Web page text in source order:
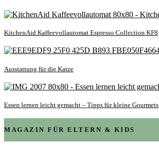
KitchenAid Kaffeevollautomat Espresso Collection KF8
Ausstattung für die Katze
Essen lernen leicht gemacht – Tipps für kleine Gourmets
MAGAZIN FÜR ELTERN & KIDS